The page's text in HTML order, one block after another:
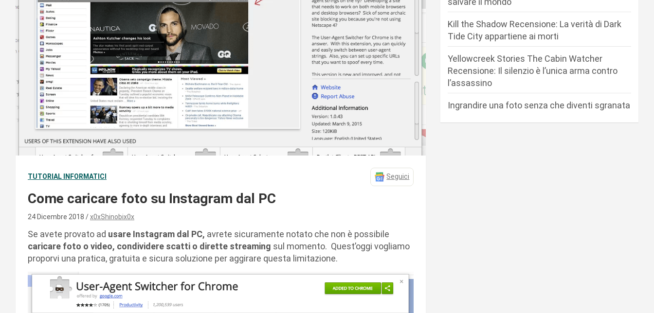
TUTORIAL INFORMATICI Seguici
Come caricare foto su Instagram dal PC
24 Dicembre 2018 x0xShinobix0x
Se avete provato ad usare Instagram dal PC, avrete sicuramente notato che non è possibile
caricare foto o video, condividere scatti o dirette streaming sul momento. Quest’oggi vogliamo
proporvi una pratica, gratuita e sicura soluzione per aggirare questa limitazione.
Kill the Shadow Recensione: La verità di Dark
Tide City appartiene ai morti
Yellowcreek Stories The Cabin Watcher
Recensione: Il silenzio è l’unica arma contro
l’assassino
Ingrandire una foto senza che diventi sgranata